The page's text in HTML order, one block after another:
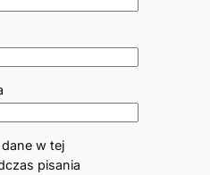
w tej
pisania